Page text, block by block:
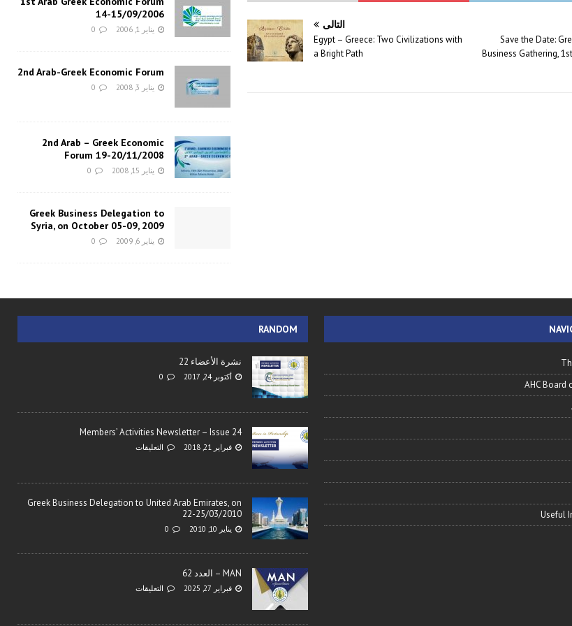
Save the Date:
Business Gathering,
التالي
Egypt – Greece: Two Civilizations with
a Bright Path
14-15/09/2006
يناير 1, 2006 0
2nd Arab-Greek Economic Forum
يناير 3, 2008 0
2nd Arab – Greek Economic
Forum 19-20/11/2008
يناير 15, 2008 0
Greek Business Delegation to
Syria, on October 05-09, 2009
يناير 6, 2009 0
AHC Board
Useful
RANDOM
نشرة الأعضاء 22
أكتوبر 24, 2017 0
Members’ Activities Newsletter – Issue 24
فبراير 21, 2018 التعليقات
Greek Business Delegation to United Arab Emirates, on
22-25/03/2010
يناير 10, 2010 0
MAN – العدد 62
فبراير 27, 2025 التعليقات